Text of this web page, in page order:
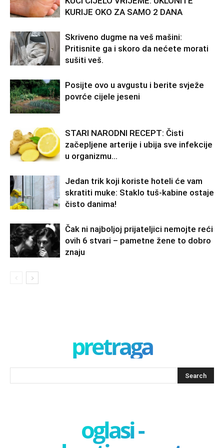
KURIJE OKO ZA SAMO 2 DANA
Skriveno dugme na veš mašini:
Pritisnite ga i skoro da nećete morati
sušiti veš.
Posijte ovo u avgustu i berite svježe
povrće cijele jeseni
STARI NARODNI RECEPT: Čisti
začepljene arterije i ubija sve infekcije
u organizmu…
Jedan trik koji koriste hoteli će vam
skratiti muke: Staklo tuš-kabine ostaje
čisto danima!
Čak ni najboljoj prijateljici nemojte reći
ovih 6 stvari – pametne žene to dobro
znaju
pretraga
oglasi -